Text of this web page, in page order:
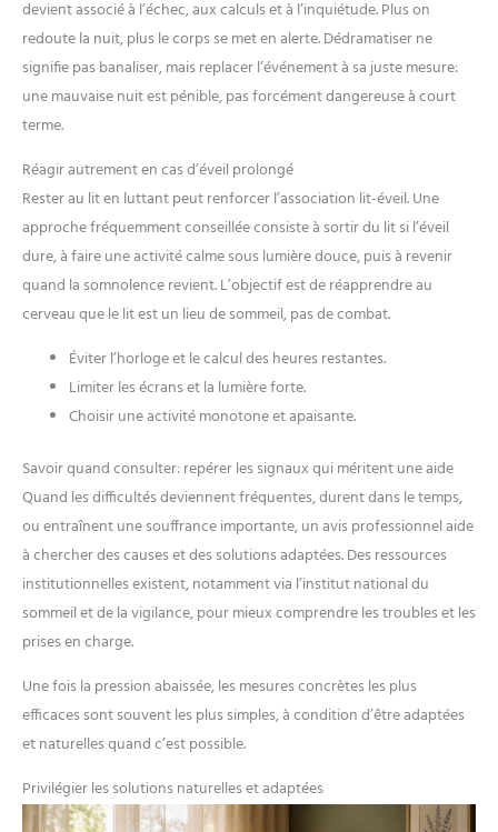
protection à long terme. (Il est
boule quies de 4 à 6 jours par des
nouveaux afin de garder le
conduit auditif propre).
Garantie De Satisfaction : La
bouchon d'oreille de l'humidité,
alors laissez-vous utiliser sans
souci.AiQInu se concentre sur la
fourniture de produits de haute
garantis 100% de satisfaction !
Tous nos produits sont certifiés.
Vos bouchon oreilles bruit sont
couverts par notre garantie de
notre garantie de remplacement
également des éléments de design à la mode. Il est livré avec une
boîte de rangement délicate qui est facile à transporter et assure
l’hygiène des écouteurs. Qu’il soit dans votre poche ou dans votre
sac, il est facile à emporter avec vous lors de vos déplacements.
Son design simple et élégant complète votre tenue, que vous le
portiez tous les jours ou que vous voyagiez, vous permettant de
L) et peuvent être sélectionnés en fonction des besoins
individuels. Comme un compagnon personnel pour votre oreille,
ils améliorent non seulement le confort de port, mais optimisent
également considérablement l’isolation phonique grâce à un
ajustement parfait, créant ainsi un espace privé et calme.
devient associé à l’échec, aux calculs et à l’inquiétude. Plus on
redoute la nuit, plus le corps se met en alerte. Dédramatiser ne
signifie pas banaliser, mais replacer l’événement à sa juste mesure:
une mauvaise nuit est pénible, pas forcément dangereuse à court
terme.
Réagir autrement en cas d’éveil prolongé
Rester au lit en luttant peut renforcer l’association lit-éveil. Une
approche fréquemment conseillée consiste à sortir du lit si l’éveil
dure, à faire une activité calme sous lumière douce, puis à revenir
quand la somnolence revient. L’objectif est de réapprendre au
cerveau que le lit est un lieu de sommeil, pas de combat.
Éviter l’horloge et le calcul des heures restantes.
Limiter les écrans et la lumière forte.
Choisir une activité monotone et apaisante.
Savoir quand consulter: repérer les signaux qui méritent une aide
Quand les difficultés deviennent fréquentes, durent dans le temps,
ou entraînent une souffrance importante, un avis professionnel aide
à chercher des causes et des solutions adaptées. Des ressources
institutionnelles existent, notamment via l’institut national du
sommeil et de la vigilance, pour mieux comprendre les troubles et les
prises en charge.
Une fois la pression abaissée, les mesures concrètes les plus
efficaces sont souvent les plus simples, à condition d’être adaptées
et naturelles quand c’est possible.
Privilégier les solutions naturelles et adaptées